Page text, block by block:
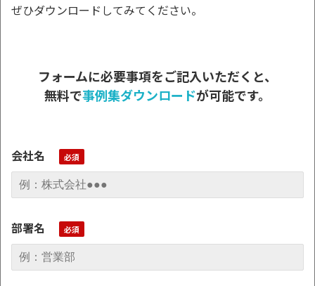
ぜひダウンロードしてみてください。
フォームに必要事項をご記入いただくと、
無料で事例集ダウンロードが可能です。
会社名
部署名